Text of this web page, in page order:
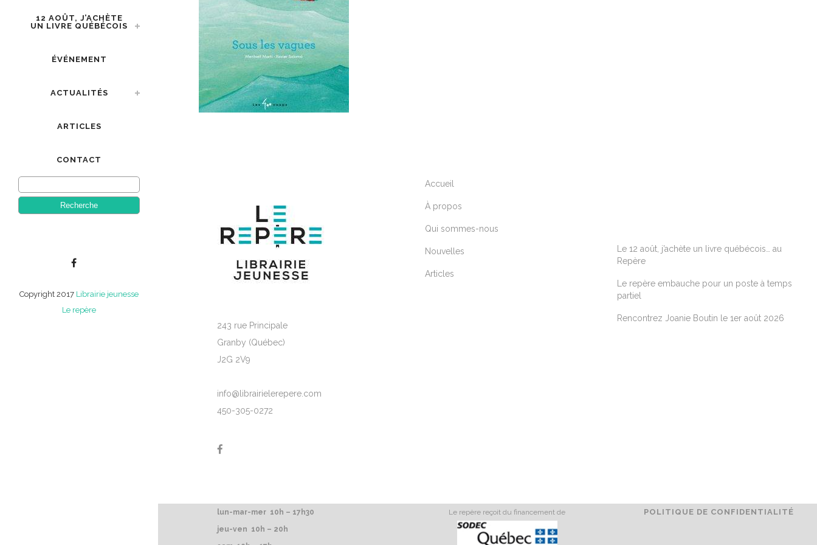
12 AOÛT, J’ACHÈTE
UN LIVRE QUÉBÉCOIS
ÉVÉNEMENT
ACTUALITÉS
ARTICLES
CONTACT
Copyright 2017 Librairie jeunesse
Le repère
243 rue Principale
Granby (Québec)
J2G 2V9
info@librairielerepere.com
450-305-0272
Accueil
À propos
Qui sommes-nous
Nouvelles
Articles
Le 12 août, j’achète un livre québécois… au
Repère
Le repère embauche pour un poste à temps
partiel
Rencontrez Joanie Boutin le 1er août 2026
lun-mar-mer 10h – 17h30
jeu-ven 10h – 20h
Le repère reçoit du financement de POLITIQUE DE CONFIDENTIALITÉ